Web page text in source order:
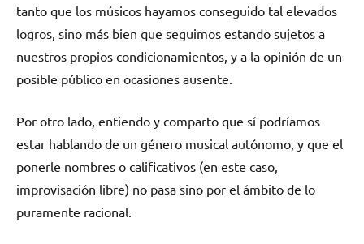
tanto que los músicos hayamos conseguido tal elevados
logros, sino más bien que seguimos estando sujetos a
nuestros propios condicionamientos, y a la opinión de un
posible público en ocasiones ausente.
Por otro lado, entiendo y comparto que sí podríamos
estar hablando de un género musical autónomo, y que el
ponerle nombres o calificativos (en este caso,
improvisación libre) no pasa sino por el ámbito de lo
puramente racional.